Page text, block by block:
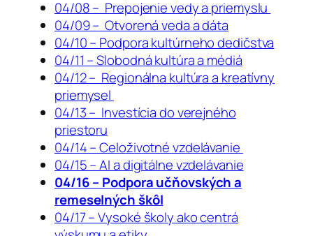
04/08 – Prepojenie vedy a priemyslu
04/09 – Otvorená veda a dáta
04/10 – Podpora kultúrneho dedičstva
04/11 – Slobodná kultúra a médiá
04/12 – Regionálna kultúra a kreatívny
priemysel
04/13 – Investícia do verejného
priestoru
04/14 – Celoživotné vzdelávanie
04/15 – AI a digitálne vzdelávanie
04/16 – Podpora učňovských a
remeselných škôl
04/17 – Vysoké školy ako centrá